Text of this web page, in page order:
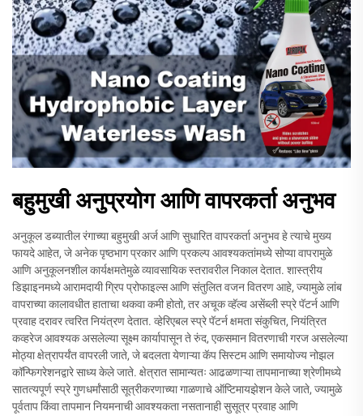
बहुमुखी अनुप्रयोग आणि वापरकर्ता अनुभव
अनुकूल डब्यातील रंगाच्या बहुमुखी अर्ज आणि सुधारित वापरकर्ता अनुभव हे त्याचे मुख्य
फायदे आहेत, जे अनेक पृष्ठभाग प्रकार आणि प्रकल्प आवश्यकतांमध्ये सोप्या वापरामुळे
आणि अनुकूलनशील कार्यक्षमतेमुळे व्यावसायिक स्तरावरील निकाल देतात. शास्त्रीय
डिझाइनमध्ये आरामदायी ग्रिप प्रोफाइल्स आणि संतुलित वजन वितरण आहे, ज्यामुळे लांब
वापराच्या कालावधीत हाताचा थकवा कमी होतो, तर अचूक व्हॅल्व असेंब्ली स्प्रे पॅटर्न आणि
प्रवाह दरावर त्वरित नियंत्रण देतात. व्हेरिएबल स्प्रे पॅटर्न क्षमता संकुचित, नियंत्रित
कव्हरेज आवश्यक असलेल्या सूक्ष्म कार्यापासून ते रुंद, एकसमान वितरणाची गरज असलेल्या
मोठ्या क्षेत्रापर्यंत वापरली जाते, जे बदलता येणाऱ्या कॅप सिस्टम आणि समायोज्य नोझल
कॉन्फिगरेशनद्वारे साध्य केले जाते. क्षेत्रात सामान्यतः आढळणाऱ्या तापमानाच्या श्रेणीमध्ये
सातत्यपूर्ण स्प्रे गुणधर्मांसाठी सूत्रीकरणाच्या गाळणाचे ऑप्टिमायझेशन केले जाते, ज्यामुळे
पूर्वताप किंवा तापमान नियमनाची आवश्यकता नसतानाही सुसूत्र प्रवाह आणि